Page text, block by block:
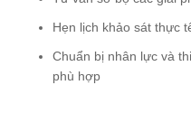
Hẹn lịch khảo sát thực
Chuẩn bị nhân lực và
phù hợp